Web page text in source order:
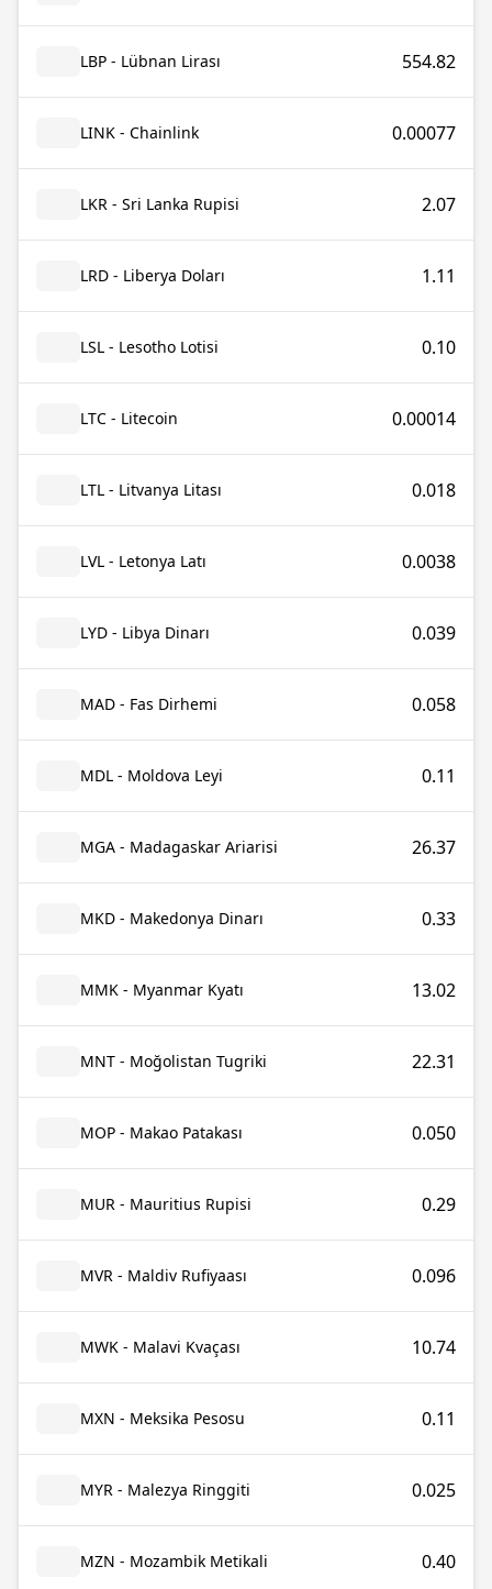
LBP - Lübnan Lirası 554.82
LINK - Chainlink 0.00077
LKR - Sri Lanka Rupisi 2.07
LRD - Liberya Doları 1.11
LSL - Lesotho Lotisi 0.10
LTC - Litecoin 0.00014
LTL - Litvanya Litası 0.018
LVL - Letonya Latı 0.0038
LYD - Libya Dinarı 0.039
MAD - Fas Dirhemi 0.058
MDL - Moldova Leyi 0.11
MGA - Madagaskar Ariarisi 26.37
MKD - Makedonya Dinarı 0.33
MMK - Myanmar Kyatı 13.02
MNT - Moğolistan Tugriki 22.31
MOP - Makao Patakası 0.050
MUR - Mauritius Rupisi 0.29
MVR - Maldiv Rufiyaası 0.096
MWK - Malavi Kvaçası 10.74
MXN - Meksika Pesosu 0.11
MYR - Malezya Ringgiti 0.025
MZN - Mozambik Metikali 0.40